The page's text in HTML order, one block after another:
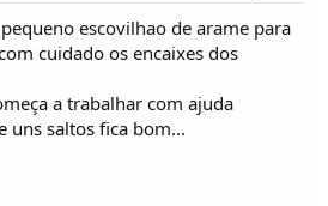
escovilhao de arame para
cuidado os encaixes dos
a trabalhar com ajuda
uns saltos fica bom...